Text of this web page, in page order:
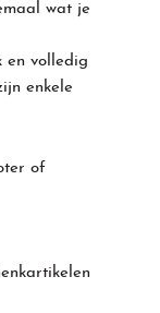
wat je
en volledig
enkele
of